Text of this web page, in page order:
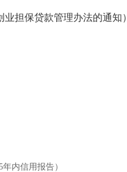
担保贷款管理办法的通知）
年内信用报告）